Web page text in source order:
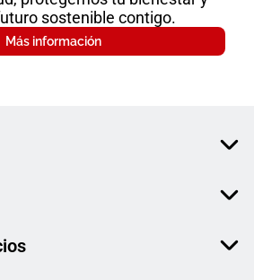
sostenible contigo.
Más información